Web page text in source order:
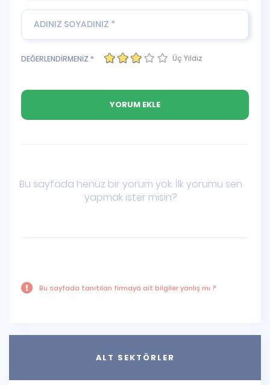
DEĞERLENDİRMENİZ * Üç Yıldız
Bu sayfada henüz bir yorum yok. İlk yorumu sen
yapmak ister misin?
Bu sayfada tanıtılan firmaya ait bilgiler yanlış mı ?
ALT SEKTÖRLER